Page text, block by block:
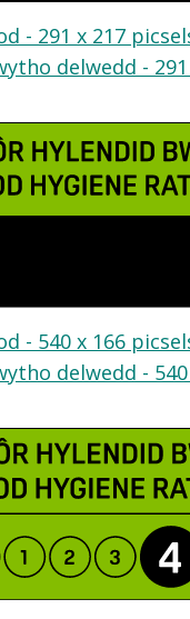
- 291 x 217
delwedd -
- 540 x 166
delwedd -